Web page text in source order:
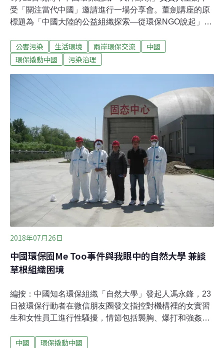
受「關注當代中國」邀請進行一場分享會。董劍講座的原
標題為「中國大陸的公益組織探索—從環保NGO說起」。
發起人，迄今仍是主要負責人。天津綠領是天津第一家專
注於環境保護與污染防治、也是有行動力與學習適應能力
公益發展道路上，有許多像他這樣的年輕人放棄主流道
路，選擇公益領域作為自我實現的舞台。這或許可以視為
2008年北京奧運、川震以後（被稱為公益元年）的歷史機
遇下，中國社會及人力資源投入民間公益事業的一種社會
現象。
公害污染 生活環境 兩岸環保交流
中國
環保撬動中國
污染治理
2018年07月26日
中國環保圈Me Too事件與我眼中的自然大學 兼談
草根組織困境
編按：中國知名環保組織「自然大學」發起人馮永鋒，23
日被環保行動者在微信朋友圈發文指控對機構裡的女實習
生和女性員工進行性騷擾，情節包括襲胸、爆打和強姦
年員工遭遇性騷擾事件的說明〉，馮永鋒也對舉報內容做
中國 環保撬動中國